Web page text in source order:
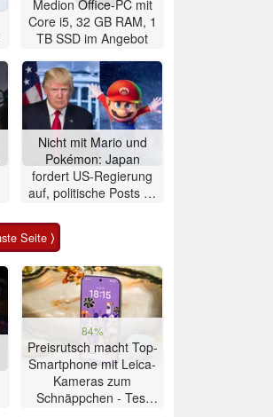
Medion Office-PC mit
Core i5, 32 GB RAM, 1
TB SSD im Angebot
Nicht mit Mario und
Pokémon: Japan
fordert US-Regierung
auf, politische Posts zu
Seite ⟩
84%
Preisrutsch macht Top-
Smartphone mit Leica-
Kameras zum
Schnäppchen - Test